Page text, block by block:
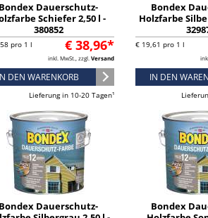
Bondex Dauerschutz-
Schiefer 2,50 l -
380852
€ 38,96*
pro 1 l
inkl. MwSt., zzgl. Versand
DEN WARENKORB
Lieferung in 10-20 Tagen¹
Bondex
Holzfarbe
€ 19,61 pro 1 l
IN DEN
Bondex Dauerschutz-
Bondex